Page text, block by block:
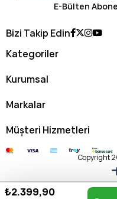
E-Bülten
Bizi Takip Edin
Kategoriler
Kurumsal
Markalar
Müşteri Hizmetleri
Copyright
₺2.399,90